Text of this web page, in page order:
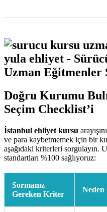
Doğru Kurumu
Seçim Checklist’i
İstanbul ehliyet kursu
ve para kaybetmemek için bir
aşağıdaki kriterleri sorgulayın.
standartları %100 sağlıyoruz:
Sormanız
Gereken Kriter
Neden